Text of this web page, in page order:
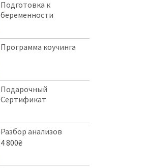
Подготовка к
беременности
Программа коучинга
Подарочный
Сертификат
Разбор анализов
4 800₴